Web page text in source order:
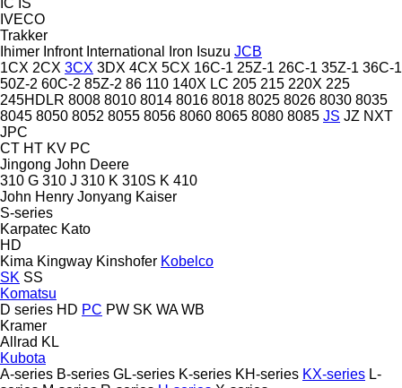
IVECO
Trakker
Ihimer Infront International Iron Isuzu JCB
1CX 2CX 3CX 3DX 4CX 5CX 16C-1 25Z-1 26C-1 35Z-1 36C-1
50Z-2 60C-2 85Z-2 86 110 140X LC 205 215 220X 225
245HDLR 8008 8010 8014 8016 8018 8025 8026 8030 8035
8045 8050 8052 8055 8056 8060 8065 8080 8085 JS JZ NXT
JPC
CT HT KV PC
Jingong John Deere
310 G 310 J 310 K 310S K 410
John Henry Jonyang Kaiser
S-series
Karpatec Kato
HD
Kima Kingway Kinshofer Kobelco
SK SS
Komatsu
D series HD PC PW SK WA WB
Kramer
Allrad KL
Kubota
A-series B-series GL-series K-series KH-series KX-series L-